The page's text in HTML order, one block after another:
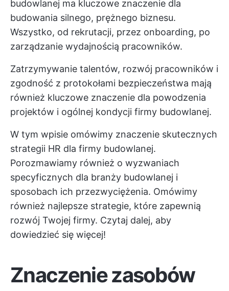
budowlanej ma kluczowe znaczenie dla
budowania silnego, prężnego biznesu.
Wszystko, od rekrutacji, przez onboarding, po
zarządzanie wydajnością pracowników.
Zatrzymywanie talentów, rozwój pracowników i
zgodność z protokołami bezpieczeństwa mają
również kluczowe znaczenie dla powodzenia
projektów i ogólnej kondycji firmy budowlanej.
W tym wpisie omówimy znaczenie skutecznych
strategii HR dla firmy budowlanej.
Porozmawiamy również o wyzwaniach
specyficznych dla branży budowlanej i
sposobach ich przezwyciężenia. Omówimy
również najlepsze strategie, które zapewnią
rozwój Twojej firmy. Czytaj dalej, aby
dowiedzieć się więcej!
Znaczenie zasobów